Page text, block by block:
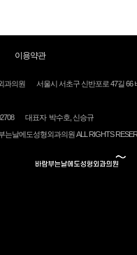
이용약관
과의원
서울시 서초구 신반포로 47길 66
대표자 박수호, 신승규
는날에도성형외과의원 ALL RIGHTS